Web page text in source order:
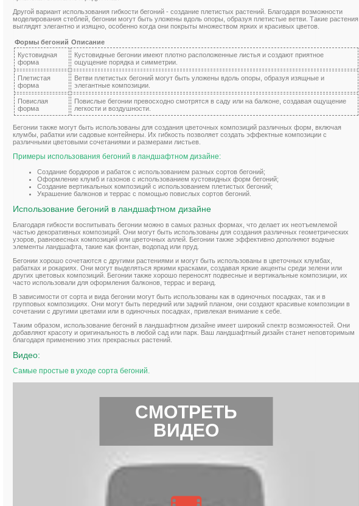
Другой вариант использования гибкости бегоний - создание плетистых растений. Благодаря возможности
моделирования стеблей, бегонии могут быть уложены вдоль опоры, образуя плетистые ветви. Такие растения
выглядят элегантно и изящно, особенно когда они покрыты множеством ярких и красивых цветов.
Формы бегоний Описание
Кустовидная
форма
Кустовидные бегонии имеют плотно расположенные листья и создают приятное
ощущение порядка и симметрии.
Плетистая
форма
Ветви плетистых бегоний могут быть уложены вдоль опоры, образуя изящные и
элегантные композиции.
Повислая
форма
Повислые бегонии превосходно смотрятся в саду или на балконе, создавая ощущение
легкости и воздушности.
Бегонии также могут быть использованы для создания цветочных композиций различных форм, включая
клумбы, рабатки или садовые контейнеры. Их гибкость позволяет создать эффектные композиции с
различными цветовыми сочетаниями и размерами листьев.
Примеры использования бегоний в ландшафтном дизайне:
Создание бордюров и рабаток с использованием разных сортов бегоний;
Оформление клумб и газонов с использованием кустовидных форм бегоний;
Создание вертикальных композиций с использованием плетистых бегоний;
Украшение балконов и террас с помощью повислых сортов бегоний.
Использование бегоний в ландшафтном дизайне
Благодаря гибкости воспитывать бегонии можно в самых разных формах, что делает их неотъемлемой
частью декоративных композиций. Они могут быть использованы для создания различных геометрических
узоров, равновесных композиций или цветочных аллей. Бегонии также эффективно дополняют водные
элементы ландшафта, такие как фонтан, водопад или пруд.
Бегонии хорошо сочетаются с другими растениями и могут быть использованы в цветочных клумбах,
рабатках и рокариях. Они могут выделяться яркими красками, создавая яркие акценты среди зелени или
других цветовых композиций. Бегонии также хорошо переносят подвесные и вертикальные композиции, их
часто использовали для оформления балконов, террас и веранд.
В зависимости от сорта и вида бегонии могут быть использованы как в одиночных посадках, так и в
групповых композициях. Они могут быть передний или задний планом, они создают красивые композиции в
сочетании с другими цветами или в одиночных посадках, привлекая внимание к себе.
Таким образом, использование бегоний в ландшафтном дизайне имеет широкий спектр возможностей. Они
добавляют красоту и оригинальность в любой сад или парк. Ваш ландшафтный дизайн станет неповторимым
благодаря применению этих прекрасных растений.
Видео:
Самые простые в уходе сорта бегоний.
СМОТРЕТЬ
ВИДЕО